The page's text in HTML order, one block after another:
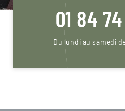
01 84
Du lundi au samedi